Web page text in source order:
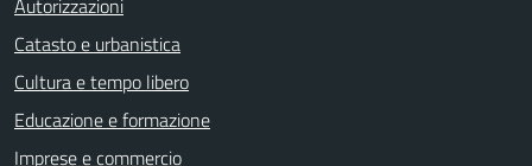
Autorizzazioni
Catasto e urbanistica
Cultura e tempo libero
Educazione e formazione
Imprese e commercio